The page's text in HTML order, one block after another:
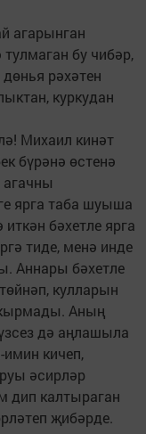
агарынган
бу чибәр,
рәхәтен
куркудан
Михаил кинәт
бүрәнә өстенә
ярга таба шуыша
бәхетле ярга
тиде, менә инде
Аннары бәхетле
кулларын
Аның
дә аңлашыла
кичеп,
әсирләр
дип калтыраган
җибәрде.